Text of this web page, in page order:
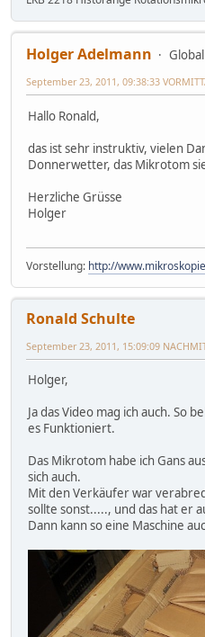
Holger Adelmann
September 23, 2011, 09:38:33
Hallo Ronald,
das ist sehr instruktiv, vielen
Donnerwetter, das Mikrotom
Herzliche Grüsse
Holger
Vorstellung: http://
Ronald Schulte
September 23, 2011, 15:09:09
Holger,
Ja das Video mag ich auch. So
es Funktioniert.
Das Mikrotom habe ich Gans
sich auch.
Mit den Verkäufer war
sollte sonst....., und das hat er
Dann kann so eine Maschine